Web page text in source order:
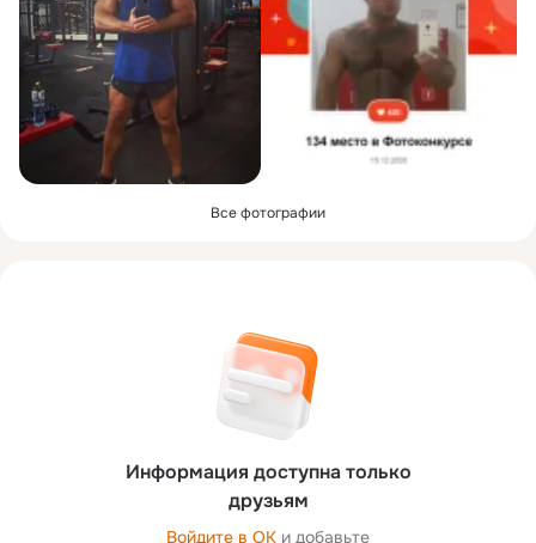
Все фотографии
Информация доступна только
друзьям
Войдите в ОК и добавьте